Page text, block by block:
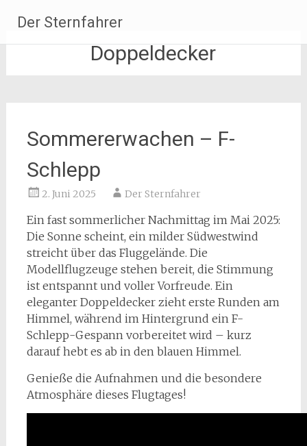
Inhalt
springen
Der Sternfahrer
Doppeldecker
Sommererwachen – F-
Schlepp
2. Juni 2025 Der Sternfahrer
Ein fast sommerlicher Nachmittag im Mai 2025:
Die Sonne scheint, ein milder Südwestwind
streicht über das Fluggelände. Die
Modellflugzeuge stehen bereit, die Stimmung
ist entspannt und voller Vorfreude. Ein
eleganter Doppeldecker zieht erste Runden am
Himmel, während im Hintergrund ein F-
Schlepp-Gespann vorbereitet wird – kurz
darauf hebt es ab in den blauen Himmel.
Genieße die Aufnahmen und die besondere
Atmosphäre dieses Flugtages!